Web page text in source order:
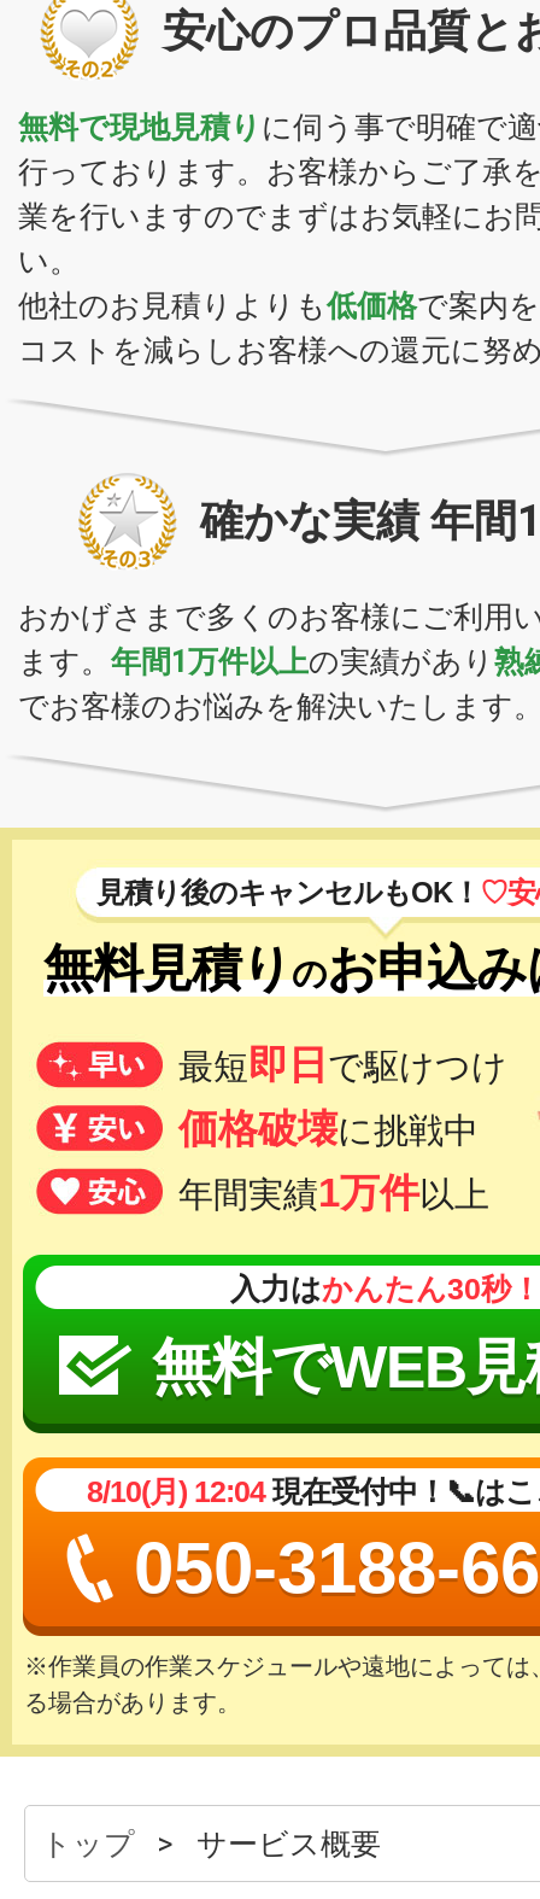
安心のプロ品質と
無料で現地見積り に伺う事で明確で
行っております。お客様からご了承
業を行いますのでまずはお気軽にお
い。
他社のお見積りよりも低価格で案内
コストを減らしお客様への還元に努
確かな実績 年間
おかげさまで多くのお客様にご利用
ます。 年間1万件以上の実績があり 熟
でお客様のお悩みを解決いたします
見積り後のキャンセルもOK！ ♡安
無料見積りのお申込
最短即日 で駆けつけ
価格破壊に挑戦中
年間実績1万件以上
入力はかんたん30秒！
無料でWEB
8/10(月) 12:04現在受付中！📞は
050-3188-
※作業員の作業スケジュールや遠地によっては
る場合があります。
トップ サービス概要